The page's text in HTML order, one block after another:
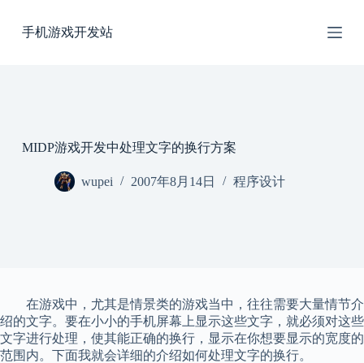
过
手机游戏开发站
MIDP游戏开发中处理文字的换行方案
wupei 2007年8月14日 程序设计
在游戏中，尤其是情景类的游戏当中，往往需要大量情节介
绍的文字。要在小小的手机屏幕上显示这些文字，就必须对这些
文字进行处理，使其能正确的换行，显示在你想要显示的宽度的
范围内。下面我就会详细的介绍如何处理文字的换行。